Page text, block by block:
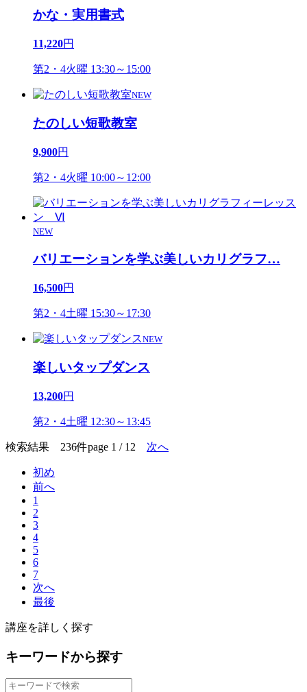
かな・実用書式
11,220円
第2・4火曜 13:30～15:00
NEW
たのしい短歌教室
9,900円
第2・4火曜 10:00～12:00
NEW
バリエーションを学ぶ美しいカリグラフ…
16,500円
第2・4土曜 15:30～17:30
NEW
楽しいタップダンス
13,200円
第2・4土曜 12:30～13:45
検索結果 236件page 1 / 12 次へ
初め
前へ
1
2
3
4
5
6
7
次へ
最後
講座を詳しく探す
キーワードから探す